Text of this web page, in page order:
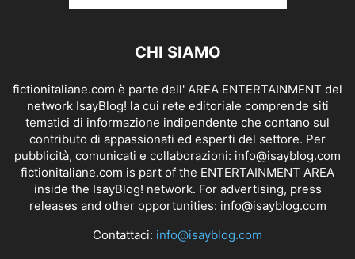
CHI SIAMO
fictionitaliane.com è parte dell' AREA ENTERTAINMENT del
network IsayBlog! la cui rete editoriale comprende siti
tematici di informazione indipendente che contano sul
contributo di appassionati ed esperti del settore. Per
pubblicità, comunicati e collaborazioni: info@isayblog.com
fictionitaliane.com is part of the ENTERTAINMENT AREA
inside the IsayBlog! network. For advertising, press
releases and other opportunities: info@isayblog.com
Contattaci: info@isayblog.com